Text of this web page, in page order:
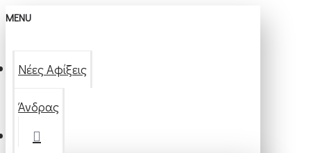
MENU
Νέες Αφίξεις
Άνδρας